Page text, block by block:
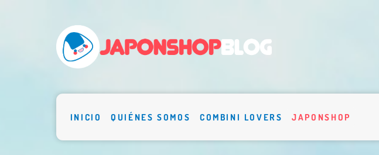
INICIO QUIÉNES SOMOS COMBINI LOVERS JAPONSHOP